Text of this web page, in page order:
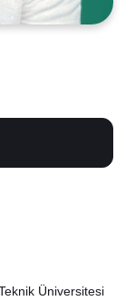
Üniversitesi